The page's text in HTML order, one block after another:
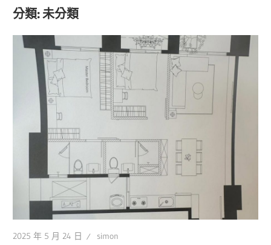
海
分類:未分類
2025 年 5 月 24 日 simon